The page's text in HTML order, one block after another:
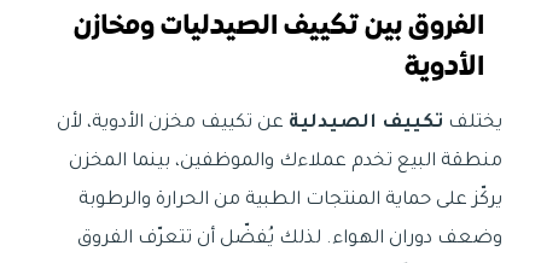
الفروق بين تكييف الصيدليات ومخازن
الأدوية
يختلف تكييف الصيدلية عن تكييف مخزن الأدوية، لأن
منطقة البيع تخدم عملاءك والموظفين، بينما المخزن
يركّز على حماية المنتجات الطبية من الحرارة والرطوبة
وضعف دوران الهواء. لذلك يُفضّل أن تتعرّف الفروق